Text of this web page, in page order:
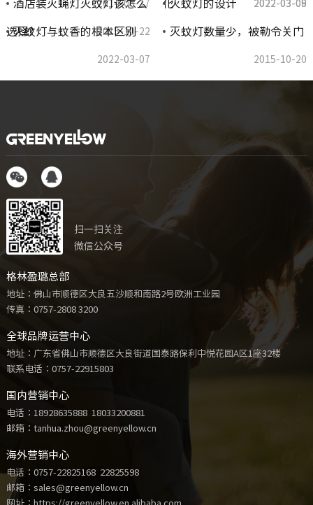
2014-06-17 化 2022-03-09
酒店装灭蝇灯灭蚊灯该怎么
选择? 2015-10-22
灭蚊灯的设计 2022-03-08
灭蚊灯与蚊香的根本区别
2022-03-07
灭蚊灯数量少，被勒令关门
2015-10-20
扫一扫关注
微信公众号
格林盈璐总部
地址：佛山市顺德区大良五沙顺和南路2号欧洲工业园
传真：0757-2808 3200
全球品牌运营中心
地址：广东省佛山市顺德区大良街道国泰路保利中悦花园A区1座32楼
联系电话： 0757-22915803
国内营销中心
电话： 18928635888 18033200881
邮箱：tanhua.zhou@greenyellow.cn
海外营销中心
电话： 0757-22825168 22825598
邮箱：sales@greenyellow.cn